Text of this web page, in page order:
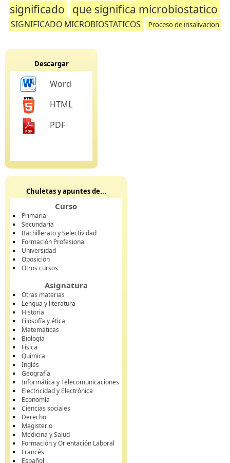
significado que significa microbiostatico
SIGNIFICADO MICROBIOSTATICOS Proceso de insalivacion
Descargar
Word
HTML
PDF
Chuletas y apuntes de...
Curso
Primaria
Secundaria
Bachillerato y Selectividad
Formación Profesional
Universidad
Oposición
Otros cursos
Asignatura
Otras materias
Lengua y literatura
Historia
Filosofía y ética
Matemáticas
Biología
Física
Química
Inglés
Geografía
Informática y Telecomunicaciones
Electricidad y Electrónica
Economía
Ciencias sociales
Derecho
Magisterio
Medicina y Salud
Formación y Orientación Laboral
Francés
Español